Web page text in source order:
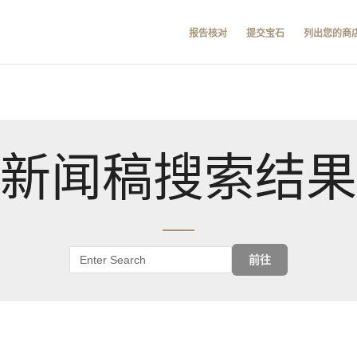
报告核对 提交宝石 列出您的商
新闻稿搜索结果
前往